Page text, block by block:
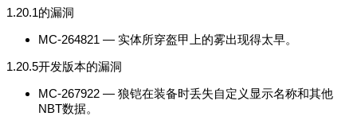
1.20.1的漏洞
MC-264821 — 实体所穿盔甲上的雾出现得太早。
1.20.5开发版本的漏洞
MC-267922 — 狼铠在装备时丢失自定义显示名称和其他
NBT数据。